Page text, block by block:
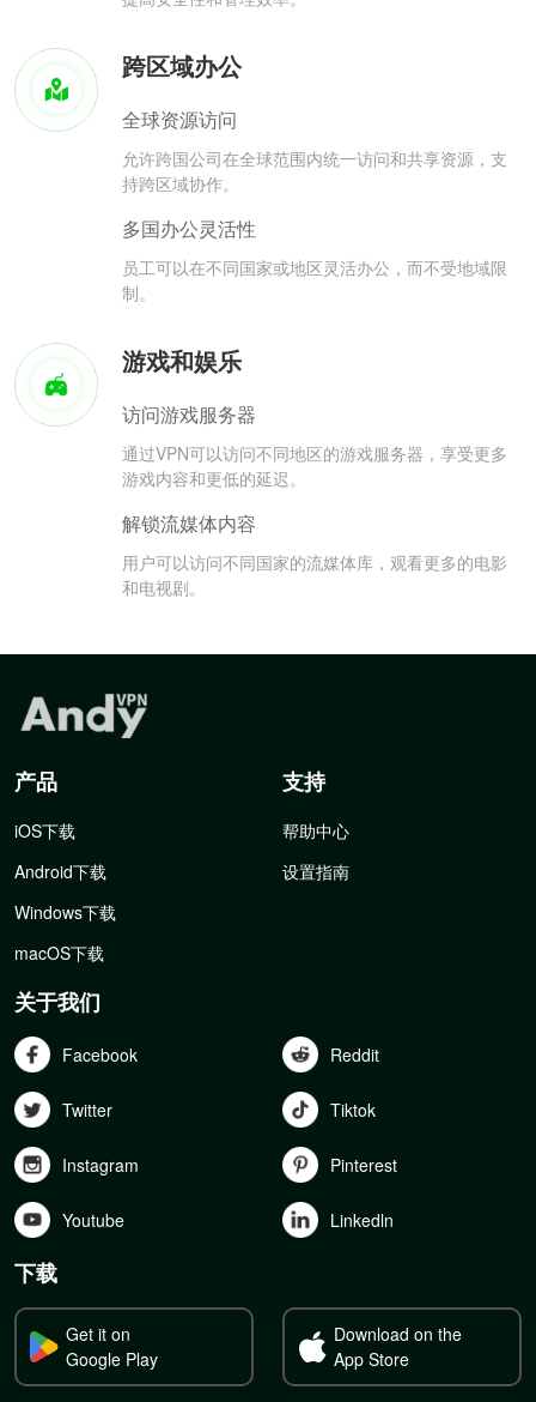
跨区域办公
全球资源访问
允许跨国公司在全球范围内统一访问和共享资源，支
持跨区域协作。
多国办公灵活性
员工可以在不同国家或地区灵活办公，而不受地域限
制。
游戏和娱乐
访问游戏服务器
通过VPN可以访问不同地区的游戏服务器，享受更多
游戏内容和更低的延迟。
解锁流媒体内容
用户可以访问不同国家的流媒体库，观看更多的电影
和电视剧。
产品
iOS下载
Android下载
Windows下载
macOS下载
支持
帮助中心
设置指南
关于我们
Facebook Reddit
Twitter Tiktok
Instagram Pinterest
Youtube Linkedln
下载
Get it on
Google Play
Download on the
App Store